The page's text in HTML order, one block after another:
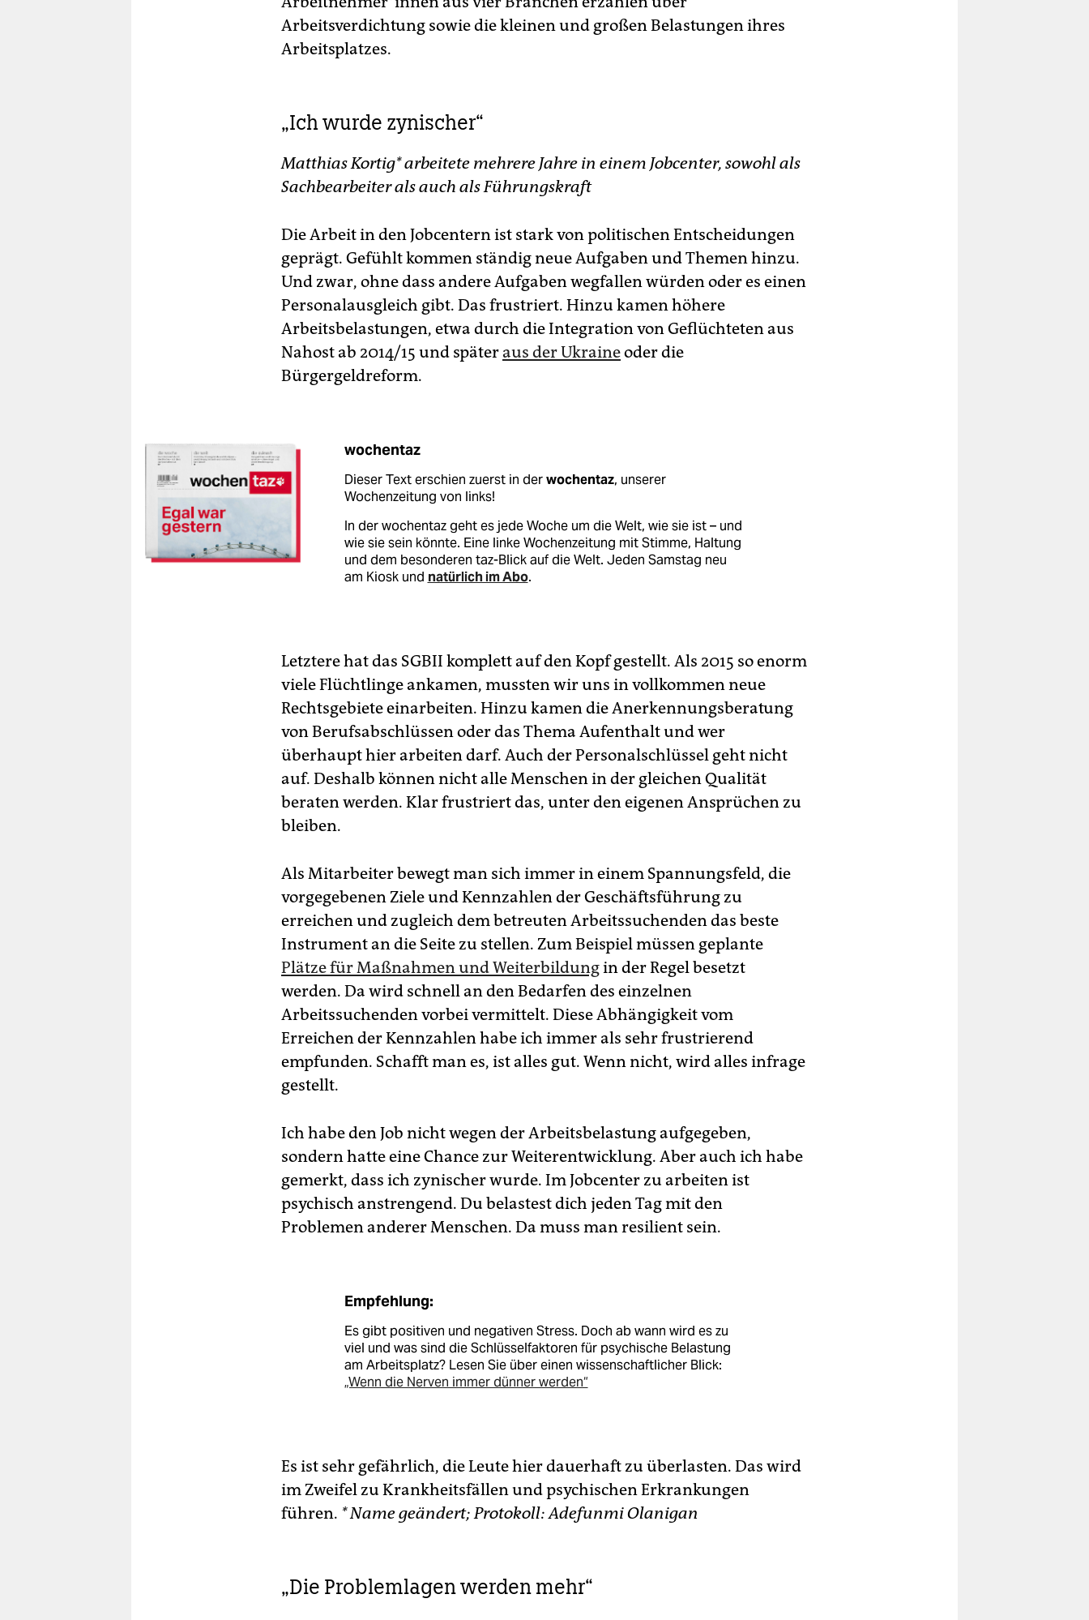
Arbeitsverdichtung sowie die kleinen und großen Belastungen ihres
Arbeitsplatzes.
„Ich wurde zynischer“
Matthias Kortig* arbeitete mehrere Jahre in einem Jobcenter, sowohl als
Sachbearbeiter als auch als Führungskraft
Die Arbeit in den Jobcentern ist stark von politischen Entscheidungen
geprägt. Gefühlt kommen ständig neue Aufgaben und Themen hinzu.
Und zwar, ohne dass andere Aufgaben wegfallen würden oder es einen
Personalausgleich gibt. Das frustriert. Hinzu kamen höhere
Arbeitsbelastungen, etwa durch die Integration von Geflüchteten aus
Nahost ab 2014/15 und später aus der Ukraineoder die
Bürgergeldreform.
wochentaz
Dieser Text erschien zuerst in derwochentaz, unserer
Wochenzeitung von links!
In der wochentaz geht es jede Woche um die Welt, wie sie ist – und
wie sie sein könnte. Eine linke Wochenzeitung mit Stimme, Haltung
und dem besonderen taz-Blick auf die Welt. Jeden Samstag neu
am Kiosk und natürlich im Abo.
Letztere hat das SGBII komplett auf den Kopf gestellt. Als 2015 so enorm
viele Flüchtlinge ankamen, mussten wir uns in vollkommen neue
Rechtsgebiete einarbeiten. Hinzu kamen die Anerkennungsberatung
von Berufsabschlüssen oder das Thema Aufenthalt und wer
überhaupt hier arbeiten darf. Auch der Personalschlüssel geht nicht
auf. Deshalb können nicht alle Menschen in der gleichen Qualität
beraten werden. Klar frustriert das, unter den eigenen Ansprüchen zu
bleiben.
Als Mitarbeiter bewegt man sich immer in einem Spannungsfeld, die
vorgegebenen Ziele und Kennzahlen der Geschäftsführung zu
erreichen und zugleich dem betreuten Arbeitssuchenden das beste
Ins­tru­ment an die Seite zu stellen. Zum Beispiel müssen geplante
Plätze für Maßnahmen und Weiterbildungin der Regel besetzt
werden. Da wird schnell an den Bedarfen des einzelnen
Arbeitssuchenden vorbei vermittelt. Diese Abhängigkeit vom
Erreichen der Kennzahlen habe ich immer als sehr frustrierend
empfunden. Schafft man es, ist alles gut. Wenn nicht, wird alles infrage
gestellt.
Ich habe den Job nicht wegen der Arbeitsbelastung aufgegeben,
sondern hatte eine Chance zur Weiterentwicklung. Aber auch ich habe
gemerkt, dass ich zynischer wurde. Im Jobcenter zu arbeiten ist
psychisch anstrengend. Du belastest dich jeden Tag mit den
Problemen anderer Menschen. Da muss man resilient sein.
Empfehlung:
Es gibt positiven und negativen Stress. Doch ab wann wird es zu
viel und was sind die Schlüsselfaktoren für psychische Belastung
am Arbeitsplatz? Lesen Sie über einen wissenschaftlicher Blick:
„Wenn die Nerven immer dünner werden“
Es ist sehr gefährlich, die Leute hier dauerhaft zu überlasten. Das wird
im Zweifel zu Krankheitsfällen und psychischen Erkrankungen
führen. * Name geändert; Protokoll: Adefunmi Olanigan
„Die Problemlagen werden mehr“